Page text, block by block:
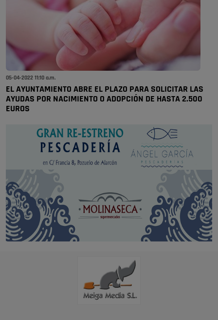
05-04-2022 11:10 a.m.
EL AYUNTAMIENTO ABRE EL PLAZO PARA SOLICITAR LAS
AYUDAS POR NACIMIENTO O ADOPCIÓN DE HASTA 2.500
EUROS